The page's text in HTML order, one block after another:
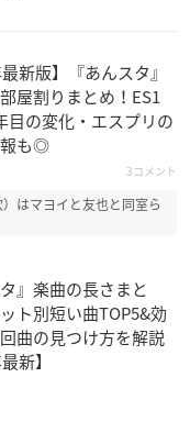
最新版】『あんスタ』
屋割りまとめ！ES1
目の変化・エスプリの
報も◎
3コメント
はマヨイと友也と同室ら
タ』楽曲の長さまと
ト別短い曲TOP5&効
曲の見つけ方を解説
新】